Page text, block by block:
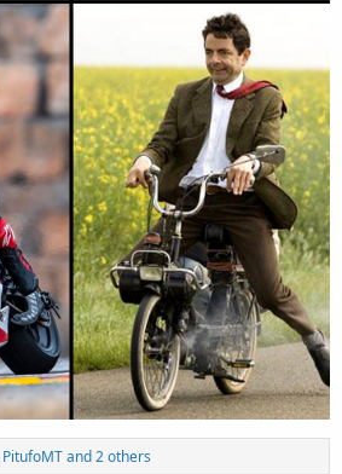
PitufoMTand 2 others